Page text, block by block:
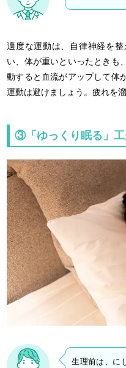
適度な運動は、自律神経を
い、体が重いといったときも
動すると血流がアップして体
運動は避けましょう。疲れを
③「ゆっくり眠る」工
生理前は、に